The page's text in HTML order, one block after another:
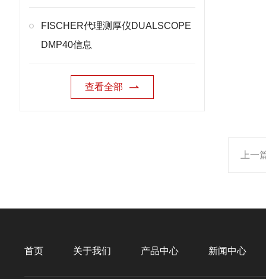
FISCHER代理测厚仪DUALSCOPE
DMP40信息
查看全部
上一
首页 关于我们 产品中心 新闻中心